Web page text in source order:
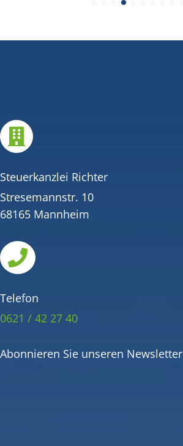

Steuerkanzlei Richter
Stresemannstr. 10
68165 Mannheim

Telefon
0621 / 42 27 40
Abonnieren Sie unseren Newsletter